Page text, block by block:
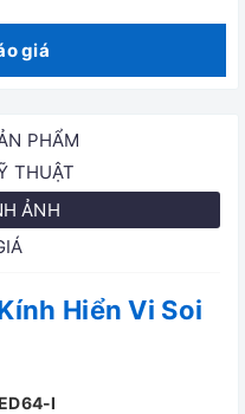
giá
PHẨM
THUẬT
ẢNH
Hiển Vi Soi
I